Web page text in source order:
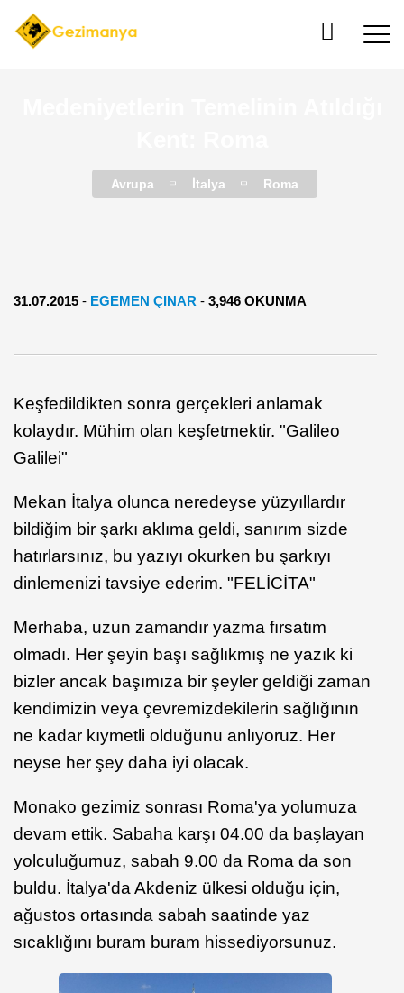
Avrupa İtalya Roma
31.07.2015 - EGEMEN ÇINAR - 3,946 OKUNMA
Keşfedildikten sonra gerçekleri anlamak
kolaydır. Mühim olan keşfetmektir. "Galileo
Galilei"
Mekan İtalya olunca neredeyse yüzyıllardır
bildiğim bir şarkı aklıma geldi, sanırım sizde
hatırlarsınız, bu yazıyı okurken bu şarkıyı
dinlemenizi tavsiye ederim. "FELİCİTA"
Merhaba, uzun zamandır yazma fırsatım
olmadı. Her şeyin başı sağlıkmış ne yazık ki
bizler ancak başımıza bir şeyler geldiği zaman
kendimizin veya çevremizdekilerin sağlığının
ne kadar kıymetli olduğunu anlıyoruz. Her
neyse her şey daha iyi olacak.
Monako gezimiz sonrası Roma'ya yolumuza
devam ettik. Sabaha karşı 04.00 da başlayan
yolculuğumuz, sabah 9.00 da Roma da son
buldu. İtalya'da Akdeniz ülkesi olduğu için,
ağustos ortasında sabah saatinde yaz
sıcaklığını buram buram hissediyorsunuz.